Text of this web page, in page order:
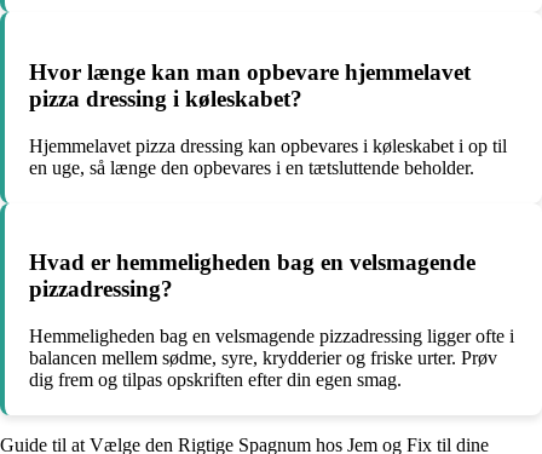
Hvor længe kan man opbevare hjemmelavet
pizza dressing i køleskabet?
Hjemmelavet pizza dressing kan opbevares i køleskabet i op til
en uge, så længe den opbevares i en tætsluttende beholder.
Hvad er hemmeligheden bag en velsmagende
pizzadressing?
Hemmeligheden bag en velsmagende pizzadressing ligger ofte i
balancen mellem sødme, syre, krydderier og friske urter. Prøv
dig frem og tilpas opskriften efter din egen smag.
Guide til at Vælge den Rigtige Spagnum hos Jem og Fix til dine